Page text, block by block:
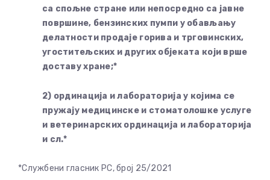
са спољне стране или непосредно са јавне
површине, бензинских пумпи у обављању
делатности продаје горива и трговинских,
угоститељских и других објеката који врше
доставу хране;*
2) ординација и лабораторија у којима се
пружају медицинске и стоматолошке услуге
и ветеринарских ординација и лабораторија
и сл.*
*Службени гласник РС, број 25/2021